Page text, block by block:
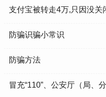
支付宝被转走4万,只因没关
防骗识骗小常识
防骗方法
冒充“110”、公安厅（局、